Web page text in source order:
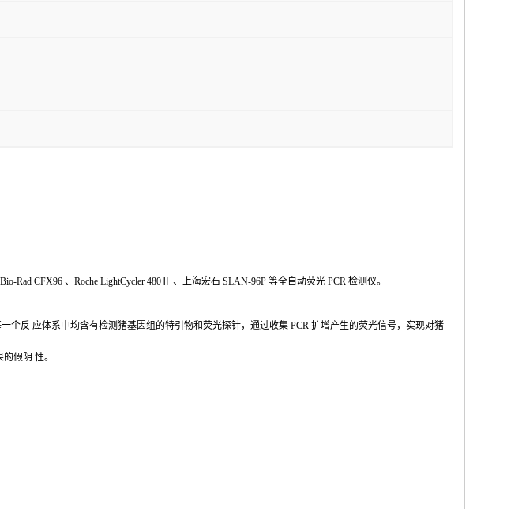
Bio-Rad CFX96 、 Roche LightCycler 480Ⅱ 、上海宏石 SLAN-96P 等全自动荧光 PCR 检测仪。
个反 应体系中均含有检测猪基因组的特引物和荧光探针，通过收集 PCR 扩增产生的荧光信号，实现对猪
的假阴 性。